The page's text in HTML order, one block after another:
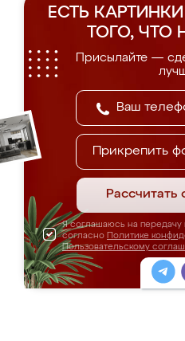
ЕСТЬ
ТОГО, ЧТО
Присылайте —
Прикрепить
Рассчитать
Я соглашаюсь на передачу
согласно Политике
Пользовательскому